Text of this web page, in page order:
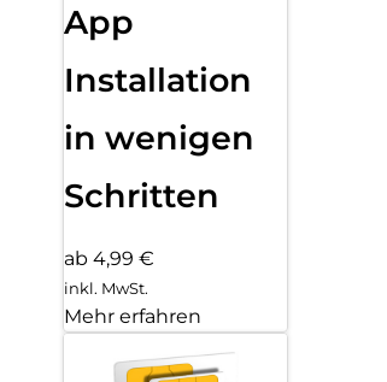
App
Installation
in wenigen
Schritten
ab 4,99 €
inkl. MwSt.
Mehr erfahren